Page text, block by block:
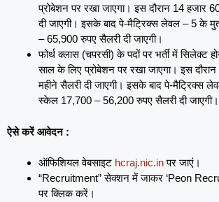
प्रोबेशन पर रखा जाएगा। इस दौरान 14 हजार
दी जाएगी। इसके बाद पे-मैट्रिक्स लेवल – 5 के
– 65,900 रुपए सैलरी दी जाएगी।
फोर्थ क्लास (चपरसी) के पदों पर भर्ती में सिलेक्ट
साल के लिए प्रोबेशन पर रखा जाएगा। इस
महीने सैलरी दी जाएगी। इसके बाद पे-मैट्रिक्स
स्केल 17,700 – 56,200 रुपए सैलरी दी जाएगी।
ऐसे करें आवेदन :
ऑफिशियल वेबसाइट hcraj.nic.inपर जाएं।
“Recruitment” सेक्शन में जाकर ‘Peon
पर क्लिक करें।